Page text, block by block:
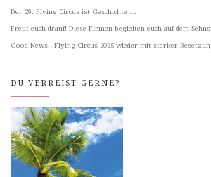
Der 29. Flying Circus ist Geschichte …
Freut euch drauf! Diese Firmen begleiten euch auf dem
Good News!! Flying Circus 2025 wieder mit starker
DU VERREIST GERNE?